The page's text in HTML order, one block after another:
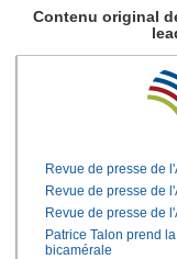
Contenu original
Revue de presse de
Revue de presse de
Revue de presse de
Patrice Talon prend
bicamérale